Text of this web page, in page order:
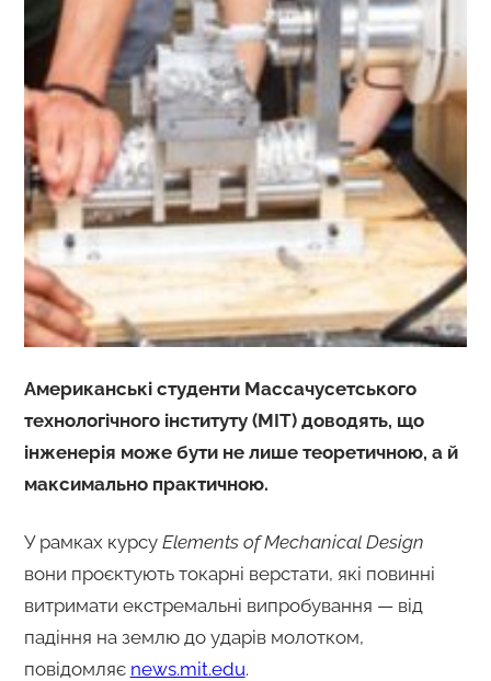
Американські студенти Массачусетського
технологічного інституту (MIT) доводять, що
інженерія може бути не лише теоретичною, а й
максимально практичною.
У рамках курсу Elements of Mechanical Design
вони проєктують токарні верстати, які повинні
витримати екстремальні випробування — від
падіння на землю до ударів молотком,
повідомляє news.mit.edu.